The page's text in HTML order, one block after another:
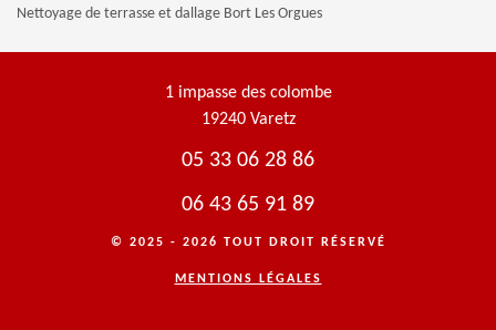
Nettoyage de terrasse et dallage Bort Les Orgues
1 impasse des colombe
19240 Varetz
05 33 06 28 86
06 43 65 91 89
© 2025 - 2026 TOUT DROIT RÉSERVÉ
MENTIONS LÉGALES